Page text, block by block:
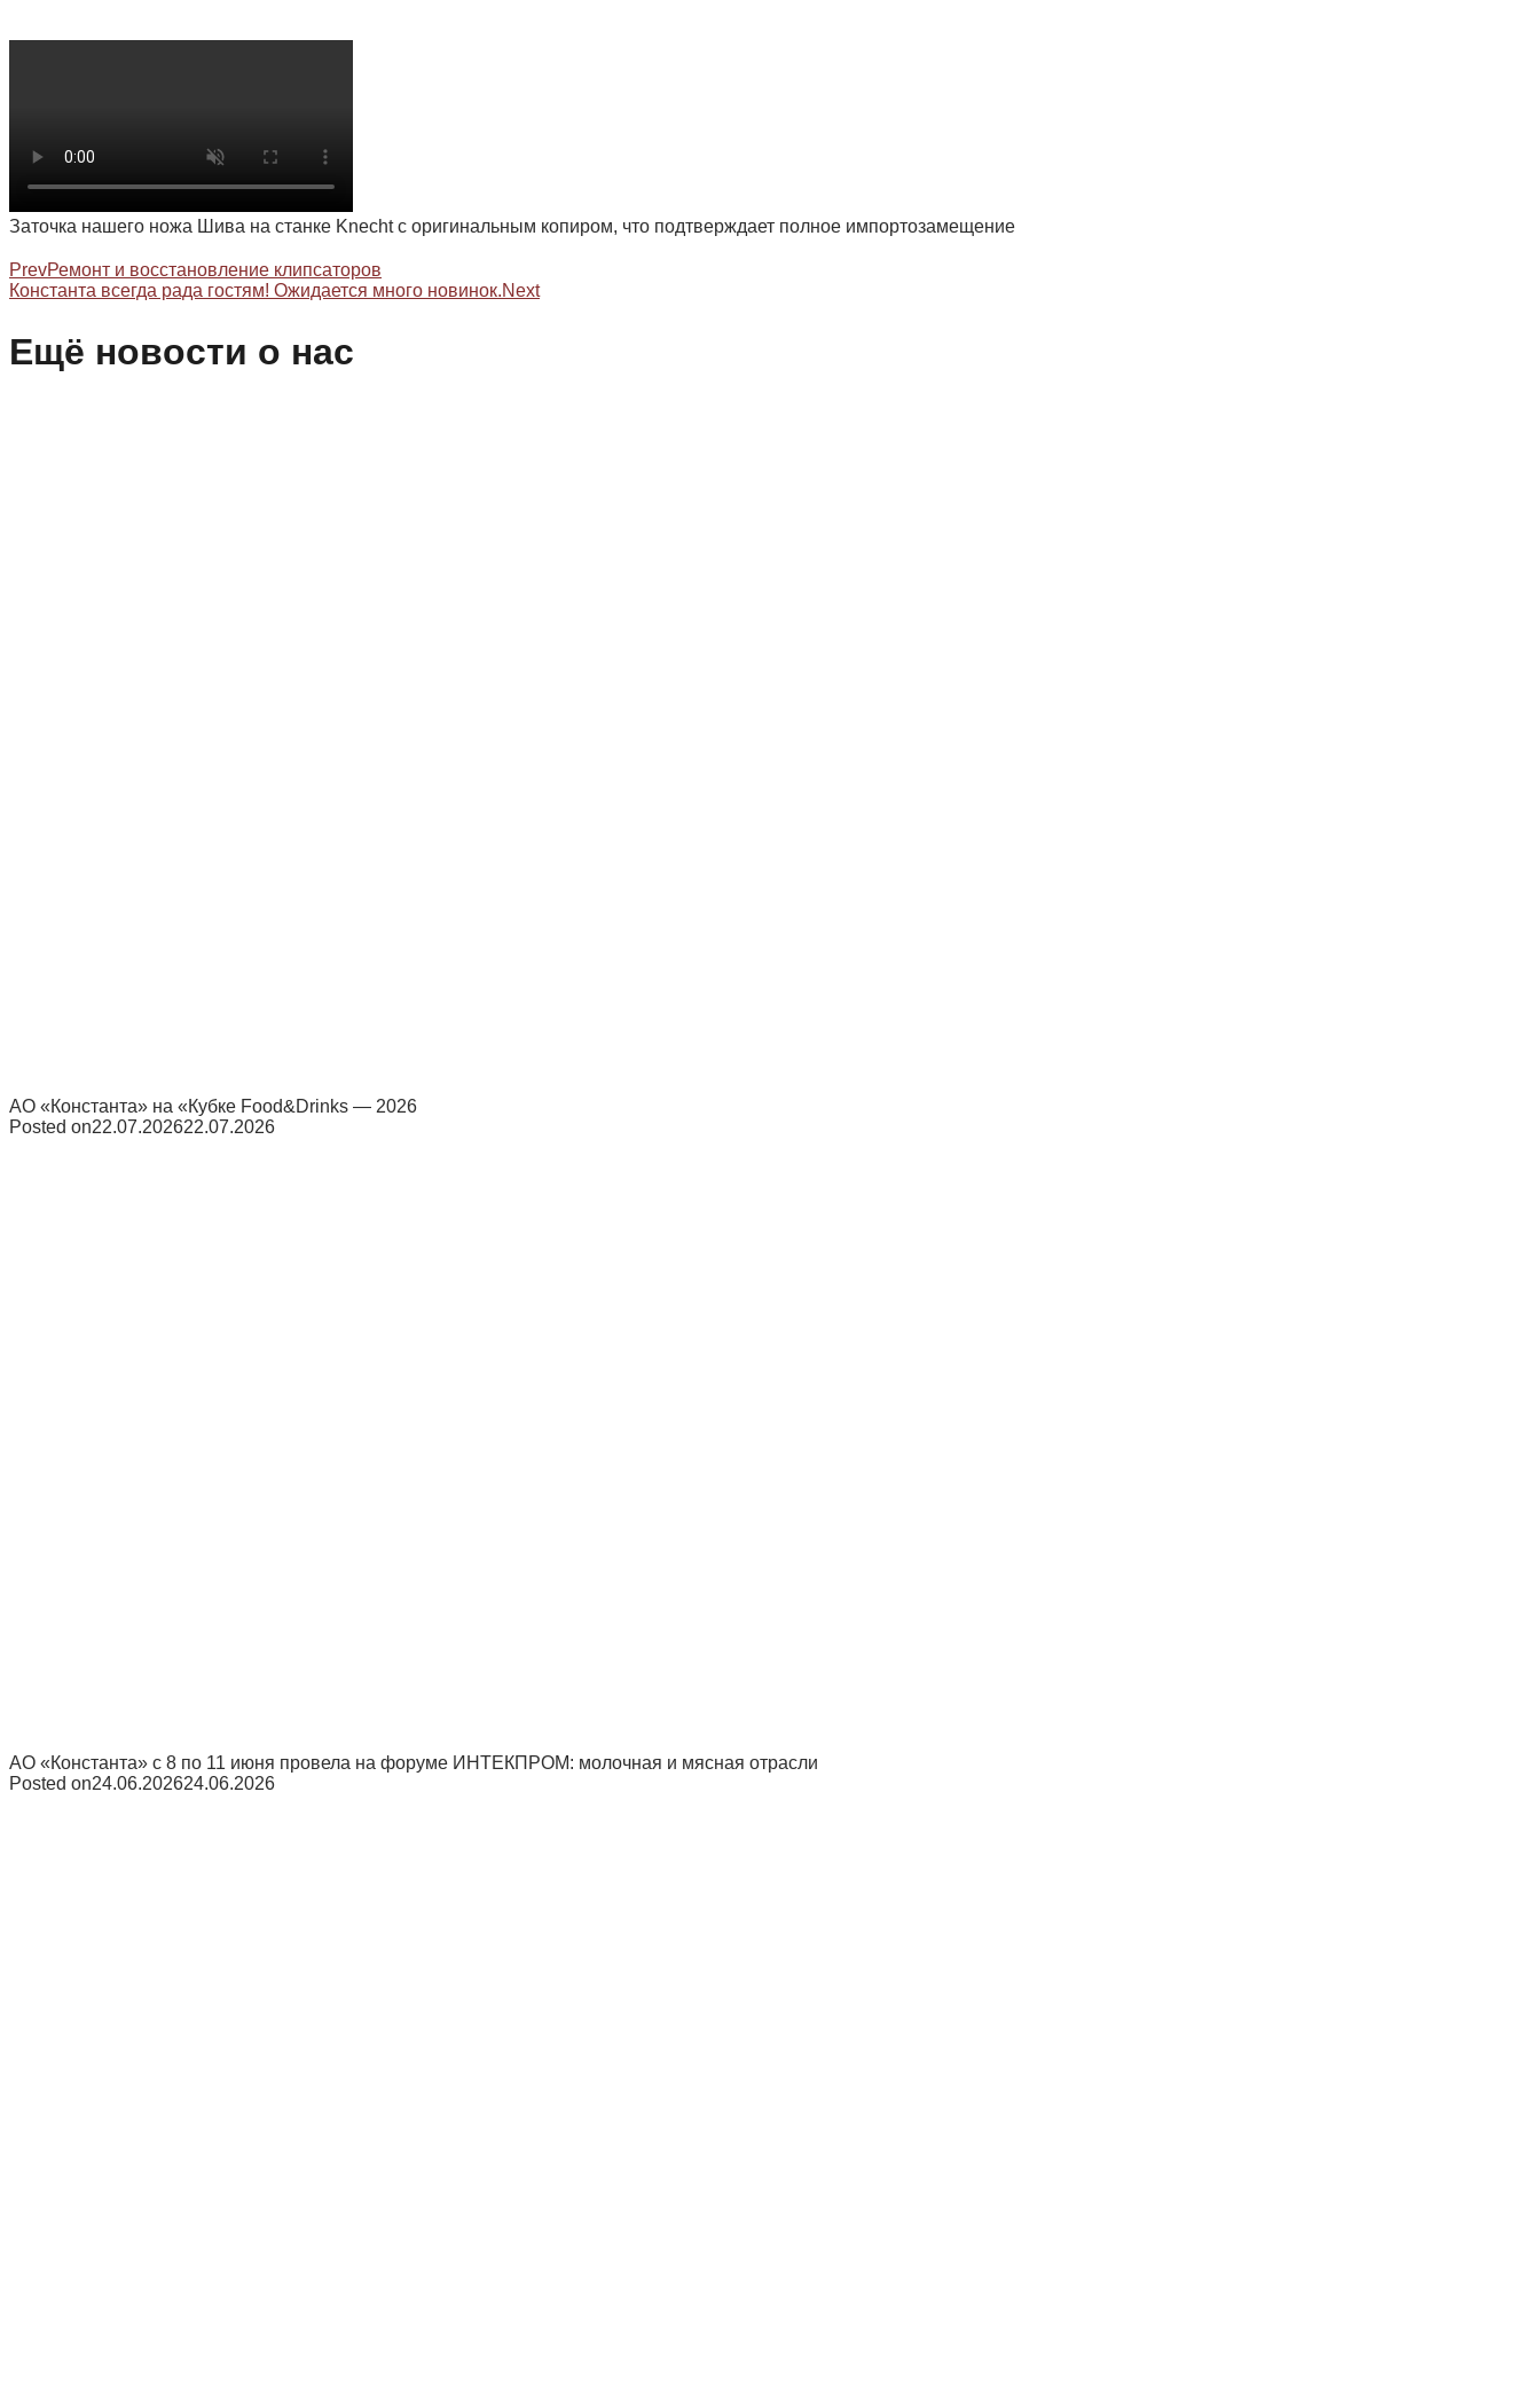
Заточка нашего ножа Шива на станке Knecht с оригинальным копиром, что подтверждает полное импортозамещение
PrevРемонт и восстановление клипсаторов
Константа всегда рада гостям! Ожидается много новинок.Next
Ещё новости о нас
АО «Константа» на «Кубке Food&Drinks — 2026
Posted on22.07.202622.07.2026
АО «Константа» с 8 по 11 июня провела на форуме ИНТЕКПРОМ: молочная и мясная отрасли
Posted on24.06.202624.06.2026